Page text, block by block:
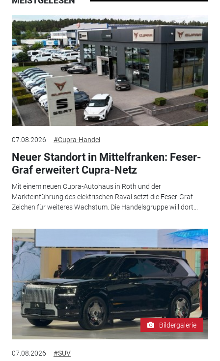
07.08.2026 #Cupra-Handel
Neuer Standort in Mittelfranken: Feser-
Graf erweitert Cupra-Netz
Mit einem neuen Cupra-Autohaus in Roth und der
Markteinführung des elektrischen Raval setzt die Feser-Graf
Zeichen für weiteres Wachstum. Die Handelsgruppe will dort...
Bildergalerie
07.08.2026 #SUV